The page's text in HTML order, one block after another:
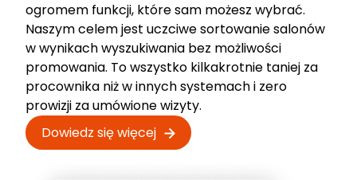
ogromem funkcji, które sam możesz wybrać.
Naszym celem jest uczciwe sortowanie salonów
w wynikach wyszukiwania bez możliwości
promowania. To wszystko kilkakrotnie taniej za
procownika niż w innych systemach i zero
prowizji za umówione wizyty.
Dowiedz się więcej